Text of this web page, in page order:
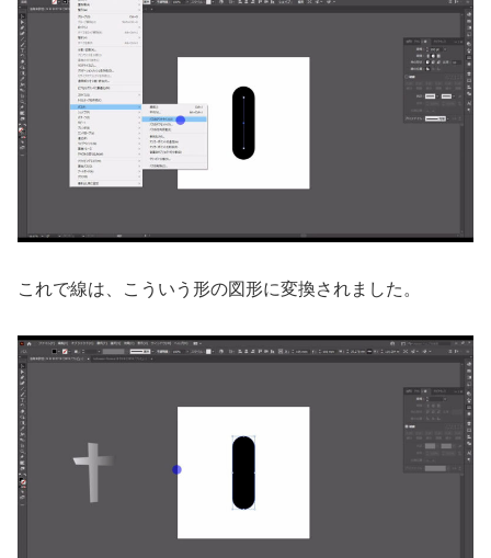
これで線は、こういう形の図形に変換されました。